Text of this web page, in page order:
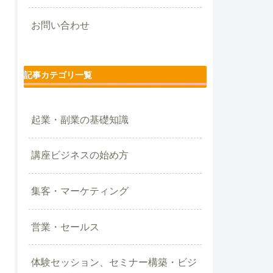
お問い合わせ
記事カテゴリ一覧
起業・副業の基礎知識
講座ビジネスの始め方
集客・マーケティング
営業・セールス
体験セッション、セミナー構築・ビジ